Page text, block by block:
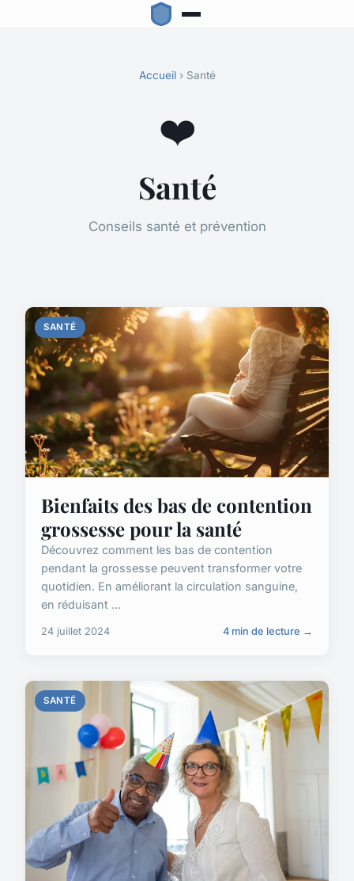
Accueil› Santé
❤️
Santé
Conseils santé et prévention
SANTÉ
Bienfaits des bas de contention
grossesse pour la santé
Découvrez comment les bas de contention
pendant la grossesse peuvent transformer votre
quotidien. En améliorant la circulation sanguine,
en réduisant ...
24 juillet 2024 4 min de lecture →
SANTÉ